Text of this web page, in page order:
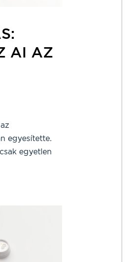
AI AZ
egyesítette.
egyetlen